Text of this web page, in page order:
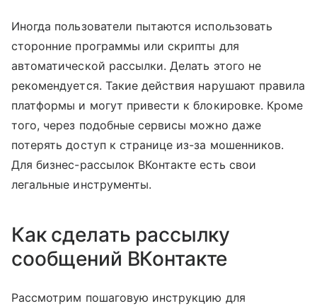
Иногда пользователи пытаются использовать
сторонние программы или скрипты для
автоматической рассылки. Делать этого не
рекомендуется. Такие действия нарушают правила
платформы и могут привести к блокировке. Кроме
того, через подобные сервисы можно даже
потерять доступ к странице из-за мошенников.
Для бизнес-рассылок ВКонтакте есть свои
легальные инструменты.
Как сделать рассылку
сообщений ВКонтакте
Рассмотрим пошаговую инструкцию для